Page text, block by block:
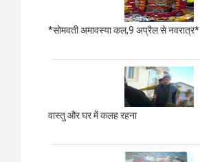
*सोमवती अमावस्या कल,9 अप्रैल से नवरात्र*
वास्तु और घर में कलह रहना